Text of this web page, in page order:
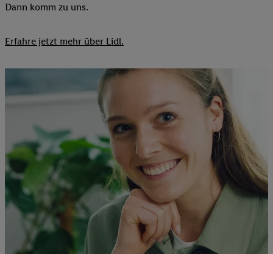
Dann komm zu uns.​
Erfahre jetzt mehr über Lidl.